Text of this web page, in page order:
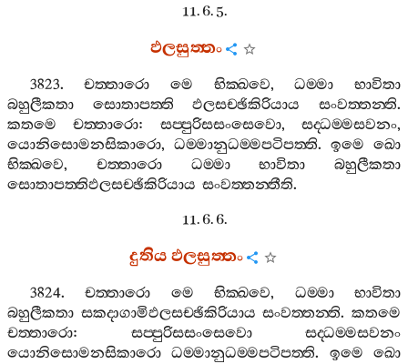
11. 6. 5.
ඵලසුත‍්තං
3823.චත‍්තාරො මෙ භික‍්ඛවෙ,ධම‍්මා
භාවිතා
බහුලීකතා
සොතාපත‍්ති ඵලසච‍්ඡිකිරියාය සංවත‍්තන‍්ති.
කතමෙ
චත‍්තාරො: සප‍්පුරිසසංසෙවො, සද‍්ධම‍්මසවනං,
යොනිසොමනසිකාරො, ධම‍්මානුධම‍්මපටිපත‍්ති. ඉමෙ ඛො
භික‍්ඛවෙ, චත‍්තාරො ධම‍්මා භාවිතා
බහුලීකතා
සොතාපත‍්තිඵලසච‍්ඡිකිරියාය සංවත‍්තන‍්තීති.
11. 6. 6.
දුතියඵලසුත‍්තං
3824.චත‍්තාරො මෙ භික‍්ඛවෙ, ධම‍්මා
භාවිතා
බහුලීකතා සකදාගාමිඵලසච‍්ඡිකිරියාය සංවත‍්තන‍්ති.කතමෙ
චත‍්තාරො: සප‍්පුරිසසංසෙවො
සද‍්ධම‍්මසවනං
යොනිසොමනසිකාරො ධම‍්මානුධම‍්මපටිපත‍්ති. ඉමෙ
ඛො